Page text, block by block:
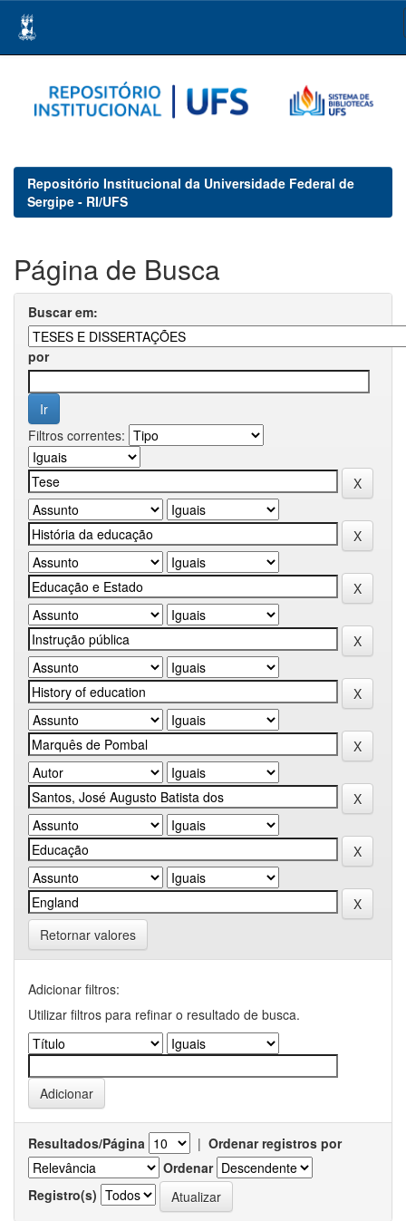
navigation
Repositório Institucional da Universidade Federal de
Sergipe - RI/UFS
Página de Busca
Buscar em:
por
Filtros correntes:
Retornar valores
Adicionar filtros:
Utilizar filtros para refinar o resultado de busca.
Resultados/Página | Ordenar registros por
Ordenar
Registro(s)